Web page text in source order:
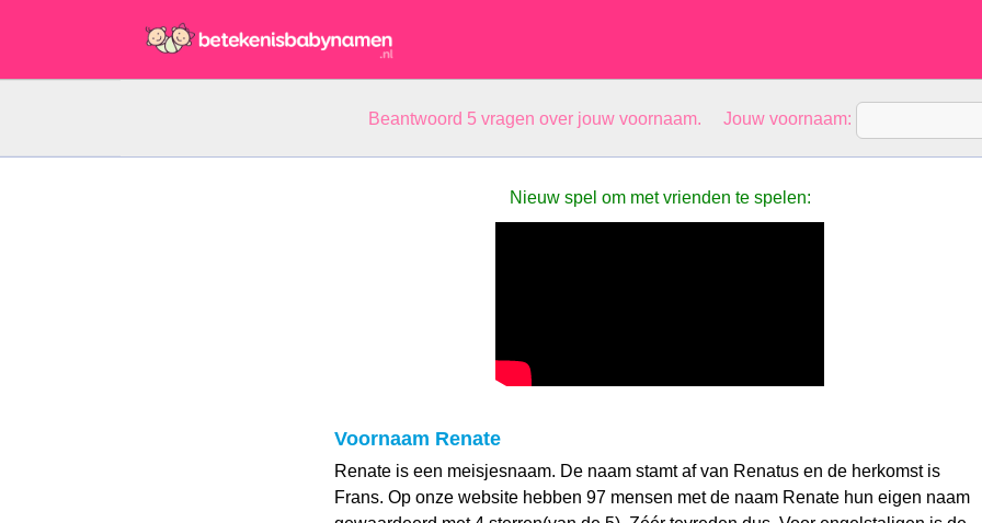
Beantwoord 5 vragen over jouw voornaam. Jouw voornaam:
Nieuw spel om met vrienden te spelen:
Voornaam Renate
Renate is een meisjesnaam. De naam stamt af van Renatus en de herkomst is
Frans. Op onze website hebben 97 mensen met de naam Renate hun eigen naam